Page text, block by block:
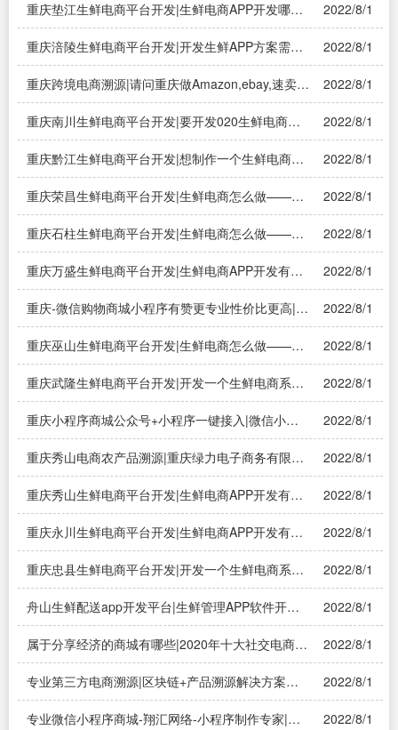
重庆垫江生鲜电商平台开发|生鲜电商APP开发哪家
好？——溯源系统
2022/8/1
重庆涪陵生鲜电商平台开发|开发生鲜APP方案需要
多少钱啊？——溯源系统
2022/8/1
重庆跨境电商溯源|请问重庆做Amazon,ebay,速卖通
等的跨境电商公司多吗?——溯源系统
2022/8/1
重庆南川生鲜电商平台开发|要开发020生鲜电商配
送系统要多少钱？——溯源系统
2022/8/1
重庆黔江生鲜电商平台开发|想制作一个生鲜电商
APP开发需要多少钱——溯源系统
2022/8/1
重庆荣昌生鲜电商平台开发|生鲜电商怎么做——溯
源系统
2022/8/1
重庆石柱生鲜电商平台开发|生鲜电商怎么做——溯
源系统
2022/8/1
重庆万盛生鲜电商平台开发|生鲜电商APP开发有哪
些主要功能——溯源系统
2022/8/1
重庆-微信购物商城小程序有赞更专业性价比更高|小
程序商城好用吗，哪家实用性比较高呢？
2022/8/1
重庆巫山生鲜电商平台开发|生鲜电商怎么做——溯
源系统
2022/8/1
重庆武隆生鲜电商平台开发|开发一个生鲜电商系统
需要多少钱？——溯源系统
2022/8/1
重庆小程序商城公众号+小程序一键接入|微信小程
序商城如何接入微信支付的功能？
2022/8/1
重庆秀山电商农产品溯源|重庆绿力电子商务有限公
司怎么样？——溯源系统
2022/8/1
重庆秀山生鲜电商平台开发|生鲜电商APP开发有哪
些主要功能——溯源系统
2022/8/1
重庆永川生鲜电商平台开发|生鲜电商APP开发有哪
些主要功能——溯源系统
2022/8/1
重庆忠县生鲜电商平台开发|开发一个生鲜电商系统
需要多少钱？——溯源系统
2022/8/1
舟山生鲜配送app开发平台|生鲜管理APP软件开发
有哪些解决方案
2022/8/1
属于分享经济的商城有哪些|2020年十大社交电商平
台是哪些？——溯源系统
2022/8/1
专业第三方电商溯源|区块链+产品溯源解决方案是
什么？——溯源系统
2022/8/1
专业微信小程序商城-翔汇网络-小程序制作专家|微
2022/8/1